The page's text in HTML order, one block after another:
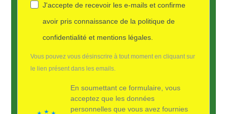
J'accepte de recevoir les e-mails et confirme
avoir pris connaissance de la politique de
confidentialité et mentions légales.
Vous pouvez vous désinscrire à tout moment en cliquant sur
le lien présent dans les emails.
En soumettant ce formulaire, vous
acceptez que les données
personnelles que vous avez fournies